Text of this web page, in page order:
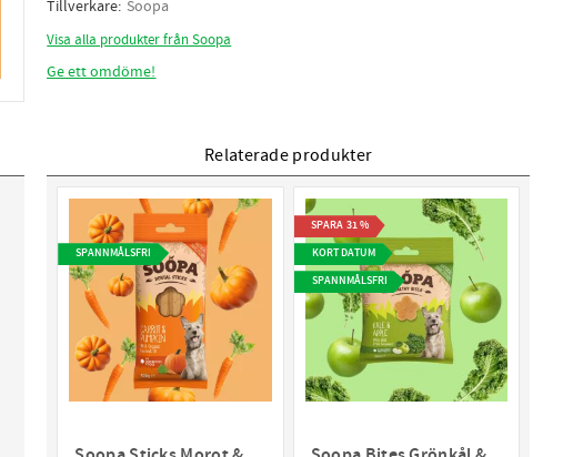
Tillverkare Soopa
Visa alla produkter från Soopa
Ge ett omdöme!
Relaterade produkter
SPANNMÅLSFRI
SPARA 31%
KORT DATUM
SPANNMÅLSFRI